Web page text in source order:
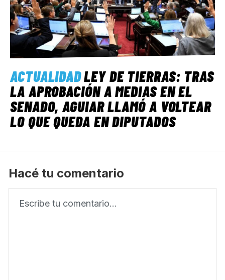
ACTUALIDADLEY DE TIERRAS: TRAS
LA APROBACIÓN A MEDIAS EN EL
SENADO, AGUIAR LLAMÓ A VOLTEAR
LO QUE QUEDA EN DIPUTADOS
Hacé tu comentario